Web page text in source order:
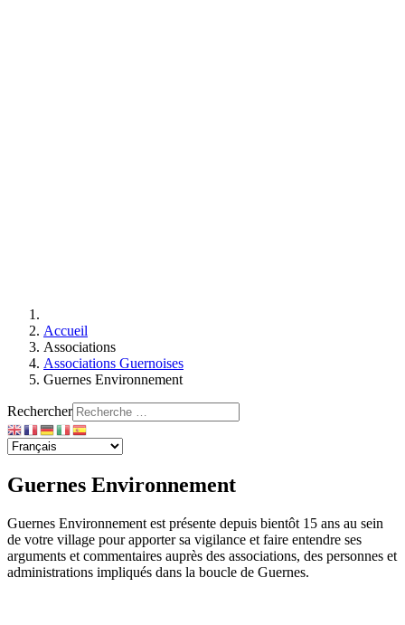
Accueil
Associations
Associations Guernoises
Guernes Environnement
Rechercher
Guernes Environnement
Guernes Environnement est présente depuis bientôt 15 ans au sein
de votre village pour apporter sa vigilance et faire entendre ses
arguments et commentaires auprès des associations, des personnes et
administrations impliqués dans la boucle de Guernes.